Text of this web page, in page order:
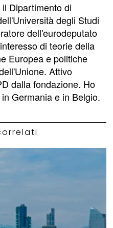
Dipartimento di
degli Studi
dell'eurodeputato
di teorie della
Europea e politiche
Attivo
dalla fondazione. Ho
Germania e in Belgio.